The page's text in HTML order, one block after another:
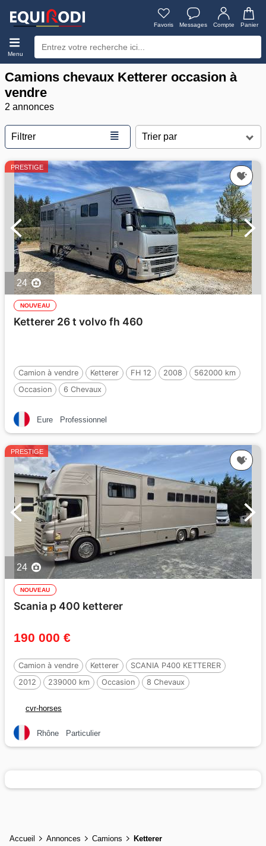
Favoris Messages Compte Panier
Menu
Camions chevaux Ketterer occasion à
vendre
2 annonces
Filtrer ≣
PRESTIGE
24
NOUVEAU
Ketterer 26 t volvo fh 460
Camion à vendre Ketterer FH 12 2008
562000 km
Occasion
6 Chevaux
Eure Professionnel
PRESTIGE
24
NOUVEAU
Scania p 400 ketterer
190 000 €
Camion à vendre Ketterer
SCANIA P400 KETTERER
2012
239000 km Occasion 8 Chevaux
cvr-horses
Rhône Particulier
Accueil Annonces Camions Ketterer